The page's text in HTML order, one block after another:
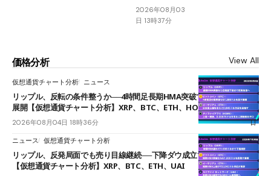
2026年08月03
日 13時37分
価格分析 View All
仮想通貨チャート分析 ニュース
リップル、反転の条件整うか──4時間足長期HMA突破で雲下端を目指す
展開【仮想通貨チャート分析】XRP、BTC、ETH、HOME
2026年08月04日 18時36分
ニュース 仮想通貨チャート分析
リップル、反発局面でも売り目線継続──下降ダウ成立で下値追う展開
【仮想通貨チャート分析】XRP、BTC、ETH、UAI